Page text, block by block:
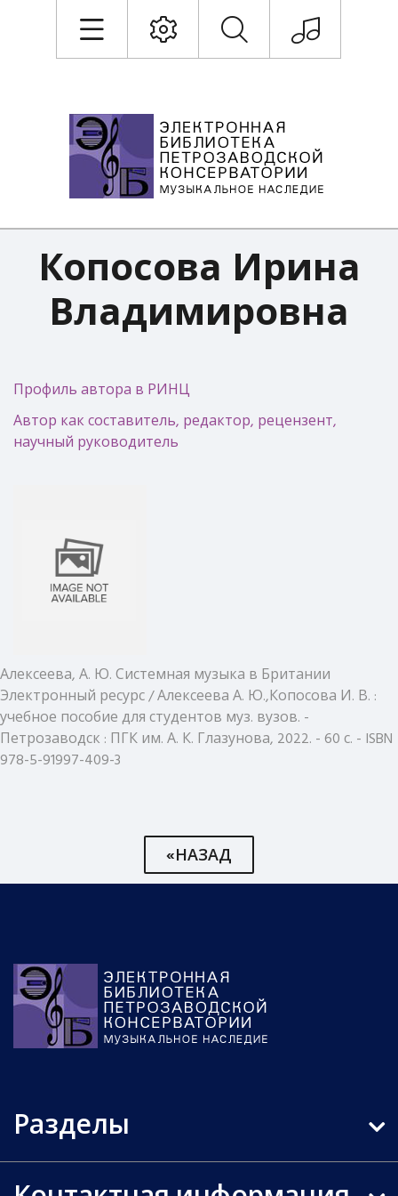
Копосова Ирина
Владимировна
Профиль автора в РИНЦ
Автор как составитель, редактор, рецензент,
научный руководитель
Алексеева, А. Ю. Системная музыка в Британии
Электронный ресурс / Алексеева А. Ю.,Копосова И. В. :
учебное пособие для студентов муз. вузов. -
Петрозаводск : ПГК им. А. К. Глазунова, 2022. - 60 с. - ISBN
978-5-91997-409-3
«НАЗАД
Разделы